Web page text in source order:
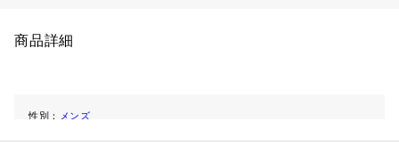
商品詳細
性別：
メンズ